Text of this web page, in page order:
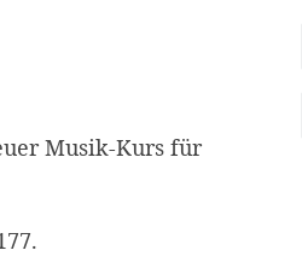
Musik-Kurs für